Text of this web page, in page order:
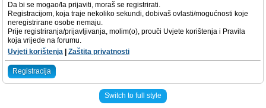
Da bi se mogao/la prijaviti, moraš se registrirati.
Registracijom, koja traje nekoliko sekundi, dobivaš ovlasti/mogućnosti koje
neregistrirane osobe nemaju.
Prije registriranja/prijavljivanja, molim(o), prouči Uvjete korištenja i Pravila
koja vrijede na forumu.
Uvjeti korištenja
Zaštita privatnosti
Registracija
Switch to full style